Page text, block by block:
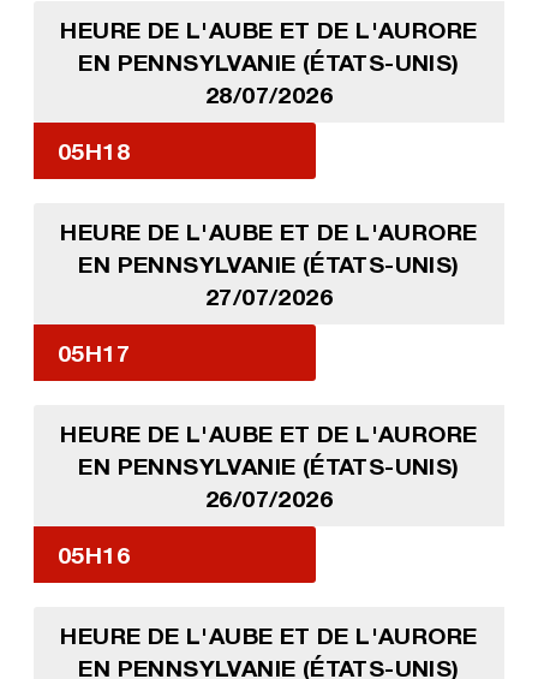
HEURE DE L'AUBE ET DE L'AURORE
EN PENNSYLVANIE (ÉTATS-UNIS)
28/07/2026
05H18
HEURE DE L'AUBE ET DE L'AURORE
EN PENNSYLVANIE (ÉTATS-UNIS)
27/07/2026
05H17
HEURE DE L'AUBE ET DE L'AURORE
EN PENNSYLVANIE (ÉTATS-UNIS)
26/07/2026
05H16
HEURE DE L'AUBE ET DE L'AURORE
EN PENNSYLVANIE (ÉTATS-UNIS)